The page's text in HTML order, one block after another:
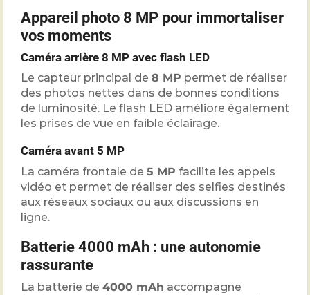
Appareil photo 8 MP pour immortaliser
vos moments
Caméra arrière 8 MP avec flash LED
Le capteur principal de 8 MP permet de réaliser
des photos nettes dans de bonnes conditions
de luminosité. Le flash LED améliore également
les prises de vue en faible éclairage.
Caméra avant 5 MP
La caméra frontale de 5 MP facilite les appels
vidéo et permet de réaliser des selfies destinés
aux réseaux sociaux ou aux discussions en
ligne.
Batterie 4000 mAh : une autonomie
rassurante
La batterie de 4000 mAh accompagne